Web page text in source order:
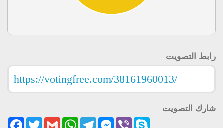
رابط التصويت
شارك التصويت
TwitterGmail
WhatsAppTelegram
Messenger ViberSkype